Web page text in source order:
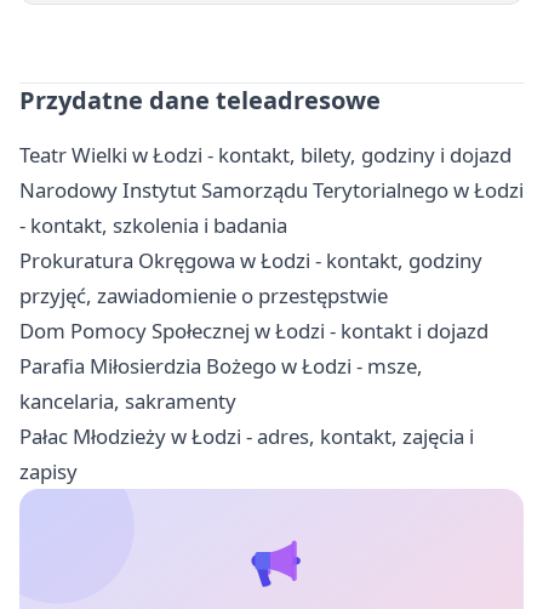
Przydatne dane teleadresowe
Teatr Wielki w Łodzi - kontakt, bilety, godziny i dojazd
Narodowy Instytut Samorządu Terytorialnego w Łodzi
- kontakt, szkolenia i badania
Prokuratura Okręgowa w Łodzi - kontakt, godziny
przyjęć, zawiadomienie o przestępstwie
Dom Pomocy Społecznej w Łodzi - kontakt i dojazd
Parafia Miłosierdzia Bożego w Łodzi - msze,
kancelaria, sakramenty
Pałac Młodzieży w Łodzi - adres, kontakt, zajęcia i
zapisy